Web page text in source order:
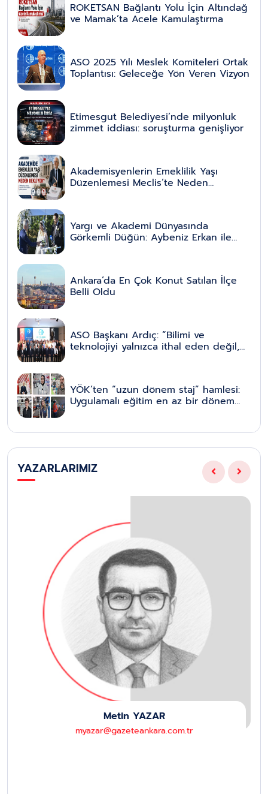
ROKETSAN Bağlantı Yolu İçin Altındağ
ve Mamak’ta Acele Kamulaştırma
ASO 2025 Yılı Meslek Komiteleri Ortak
Toplantısı: Geleceğe Yön Veren Vizyon
Etimesgut Belediyesi’nde milyonluk
zimmet iddiası: soruşturma genişliyor
Akademisyenlerin Emeklilik Yaşı
Düzenlemesi Meclis’te Neden
Yargı ve Akademi Dünyasında
Görkemli Düğün: Aybeniz Erkan ile
Ankara’da En Çok Konut Satılan İlçe
Belli Oldu
ASO Başkanı Ardıç: “Bilimi ve
teknolojiyi yalnızca ithal eden değil,
YÖK’ten “uzun dönem staj” hamlesi:
Uygulamalı eğitim en az bir dönem
YAZARLARIMIZ
Metin YAZAR
myazar@gazeteankara.com.tr